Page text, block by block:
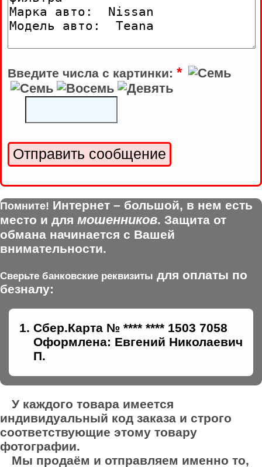
Введите числа с картинки: *
Помните! Интернет – большой, в нем есть
место и для мошенников. Защита от
обмана начинается с Вашей
внимательности.
Сверьте банковские реквизиты для оплаты по
безналу:
Сбер.Карта № **** **** 1503 7058
Оформлена: Евгений Николаевич
П.
У каждого товара имеется
индивидуальный код заказа и строго
соответствующие этому товару
фотографии.
Мы продаём и отправляем именно то,